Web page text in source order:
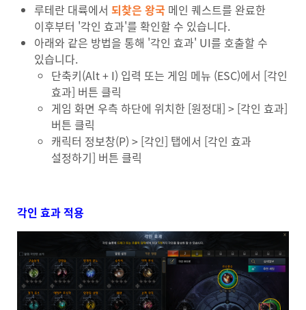
루테란 대륙에서 되찾은 왕국 메인 퀘스트를 완료한
이후부터 '각인 효과'를 확인할 수 있습니다.
아래와 같은 방법을 통해 '각인 효과' UI를 호출할 수
있습니다.
단축키(Alt + I) 입력 또는 게임 메뉴 (ESC)에서 [각인
효과] 버튼 클릭
게임 화면 우측 하단에 위치한 [원정대] > [각인 효과]
버튼 클릭
캐릭터 정보창(P) > [각인] 탭에서 [각인 효과
설정하기] 버튼 클릭
각인 효과 적용